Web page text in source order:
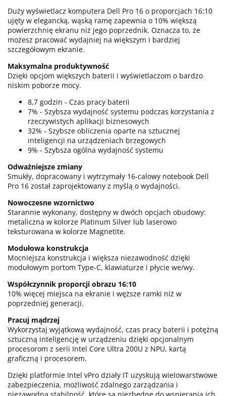
Duży wyświetlacz komputera Dell Pro 16 o proporcjach 16:10
ujęty w elegancką, wąską ramę zapewnia o 10% większą
powierzchnię ekranu niż jego poprzednik. Oznacza to, że
możesz pracować wydajniej na większym i bardziej
szczegółowym ekranie.
Maksymalna produktywność
Dzięki opcjom większych baterii i wyświetlaczom o bardzo
niskim poborze mocy.
8,7 godzin - Czas pracy baterii
7% - Szybsza wydajność systemu podczas korzystania z
rzeczywistych aplikacji biznesowych
32% - Szybsze obliczenia oparte na sztucznej
inteligencji na urządzeniach brzegowych
9% - Szybsza ogólna wydajność systemu
Odważniejsze zmiany
Smukły, dopracowany i wytrzymały 16-calowy notebook Dell
Pro 16 został zaprojektowany z myślą o wydajności.
Nowoczesne wzornictwo
Starannie wykonany, dostępny w dwóch opcjach obudowy:
metaliczna w kolorze Platinum Silver lub laserowo
teksturowana w kolorze Magnetite.
Modułowa konstrukcja
Mocniejsza konstrukcja i większa niezawodność dzięki
modułowym portom Type-C, klawiaturze i płycie we/wy.
Współczynnik proporcji obrazu 16:10
10% więcej miejsca na ekranie i węższe ramki niż w
poprzedniej generacji.
Pracuj mądrzej
Wykorzystaj wyjątkową wydajność, czas pracy baterii i potężną
sztuczną inteligencję w urządzeniu dzięki opcjonalnym
procesorom z serii Intel Core Ultra 200U z NPU, kartą
graficzną i procesorem.
Dzięki platformie Intel vPro działy IT uzyskują wielowarstwowe
zabezpieczenia, możliwość zdalnego zarządzania i